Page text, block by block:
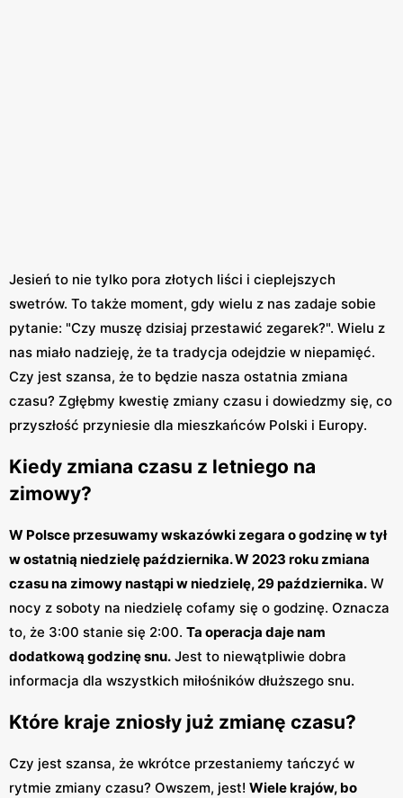
Jesień to nie tylko pora złotych liści i cieplejszych
swetrów. To także moment, gdy wielu z nas zadaje sobie
pytanie: "Czy muszę dzisiaj przestawić zegarek?". Wielu z
nas miało nadzieję, że ta tradycja odejdzie w niepamięć.
Czy jest szansa, że to będzie nasza ostatnia zmiana
czasu? Zgłębmy kwestię zmiany czasu i dowiedzmy się, co
przyszłość przyniesie dla mieszkańców Polski i Europy.
Kiedy zmiana czasu z letniego na
zimowy?
W Polsce przesuwamy wskazówki zegara o godzinę w tył
w ostatnią niedzielę października. W 2023 roku zmiana
czasu na zimowy nastąpi w niedzielę, 29 października. W
nocy z soboty na niedzielę cofamy się o godzinę. Oznacza
to, że 3:00 stanie się 2:00. Ta operacja daje nam
dodatkową godzinę snu. Jest to niewątpliwie dobra
informacja dla wszystkich miłośników dłuższego snu.
Które kraje zniosły już zmianę czasu?
Czy jest szansa, że wkrótce przestaniemy tańczyć w
rytmie zmiany czasu? Owszem, jest! Wiele krajów, bo